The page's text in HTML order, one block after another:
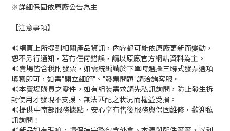
※詳細保固依原廠公告為主
【注意事項】
🔊網頁上所提到相關產品資訊，內容都可能依原廠更新而變動，
恕不另行通知，若有任何錯誤，請以原廠官方網站資料為主。
🔊賣場皆含稅附發票，如需統編請於下單時選擇三聯式發票選項
填寫即可，如需"開立細節"、"發票問題"請洽詢客服。
🔊本賣場購買之零件，如有組裝需求請先私訊詢問，防止發生拆
封使用才發現不支援、無法匹配之狀況而權益受損。
🔊提供中南部服務據點，安心享有售後服務與保固維修，歡迎私
訊詢問！